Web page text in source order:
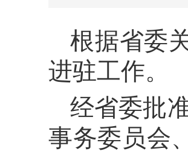
根据省委
进驻工作。
经省委批
事务委员会